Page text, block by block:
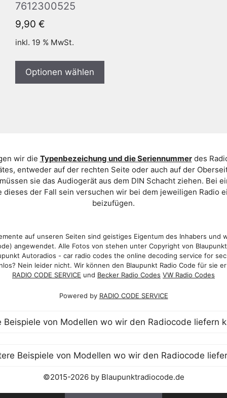
7612300525
9,90 €
inkl. 19 % MwSt.
Optionen wählen
wir die Typenbezeichung und die Seriennummerdes
entweder auf der rechten Seite oder auch auf der
sie das Audiogerät aus dem DIN Schacht ziehen. Bei
der Fall sein versuchen wir bei dem jeweiligen Radio
beizufügen.
auf unseren Seiten sind geistiges Eigentum des Inhabers und
angewendet. Alle Fotos von stehen unter Copyright von
Autoradios - car radio codes the online decoding service for
Nein leider nicht. Wir können den Blaupunkt Radio Code für sie
RADIO CODE SERVICE und Becker Radio Codes VW Radio Codes
Powered by RADIO CODE SERVICE
©2015-2026 by Blaupunktradiocode.de